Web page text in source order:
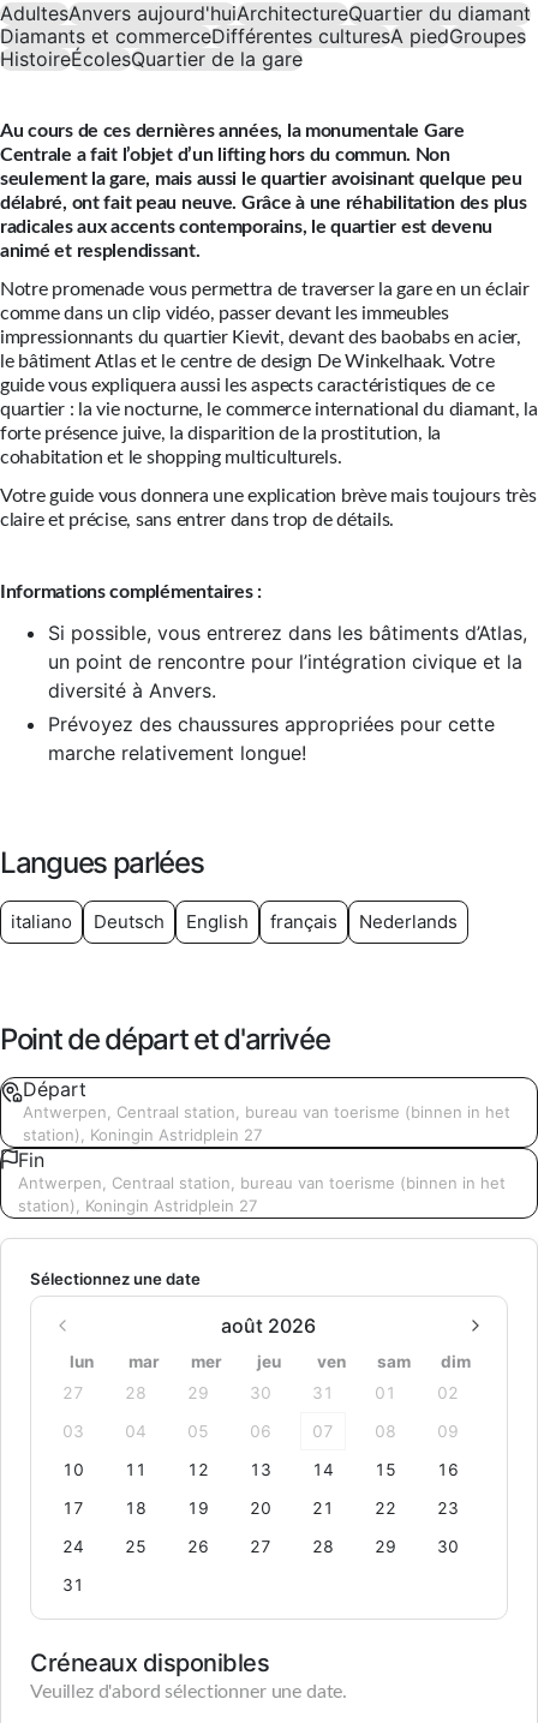
AdultesAnvers aujourd'huiArchitectureQuartier du diamant
Diamants et commerceDifférentes culturesA piedGroupes
HistoireÉcolesQuartier de la gare
Au cours de ces dernières années, la monumentale Gare
Centrale a fait l’objet d’un lifting hors du commun. Non
seulement la gare, mais aussi le quartier avoisinant quelque peu
délabré, ont fait peau neuve. Grâce à une réhabilitation des plus
radicales aux accents contemporains, le quartier est devenu
animé et resplendissant.
Notre promenade vous permettra de traverser la gare en un éclair
comme dans un clip vidéo, passer devant les immeubles
impressionnants du quartier Kievit, devant des baobabs en acier,
le bâtiment Atlas et le centre de design De Winkelhaak. Votre
guide vous expliquera aussi les aspects caractéristiques de ce
quartier : la vie nocturne, le commerce international du diamant, la
forte présence juive, la disparition de la prostitution, la
cohabitation et le shopping multiculturels.
Votre guide vous donnera une explication brève mais toujours très
claire et précise, sans entrer dans trop de détails.
Informations complémentaires :
Si possible, vous entrerez dans les bâtiments d’Atlas,
un point de rencontre pour l’intégration civique et la
diversité à Anvers.
Prévoyez des chaussures appropriées pour cette
marche relativement longue!
Langues parlées
italiano Deutsch English français Nederlands
Point de départ et d'arrivée
Départ
Antwerpen, Centraal station, bureau van toerisme (binnen in het
station), Koningin Astridplein 27
Fin
Antwerpen, Centraal station, bureau van toerisme (binnen in het
station), Koningin Astridplein 27
Sélectionnez une date
août 2026
lun mar mer jeu ven sam
dim
27
28 29 30 31 01
02
03
04 05 06 07 08
09
10
11 12 13 14 15
16
17
18 19 20 21 22
23
24
25 26 27 28 29
30
31
Créneaux disponibles
Veuillez d'abord sélectionner une date.